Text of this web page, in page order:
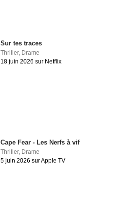
Sur tes traces
Thriller, Drame
18 juin 2026 sur Netflix
Cape Fear - Les Nerfs à vif
Thriller, Drame
5 juin 2026 sur Apple TV